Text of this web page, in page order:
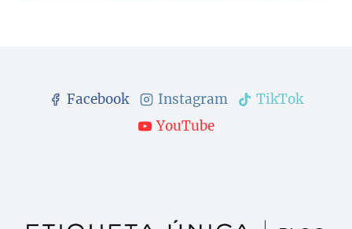
Facebook Instagram
TikTok
YouTube